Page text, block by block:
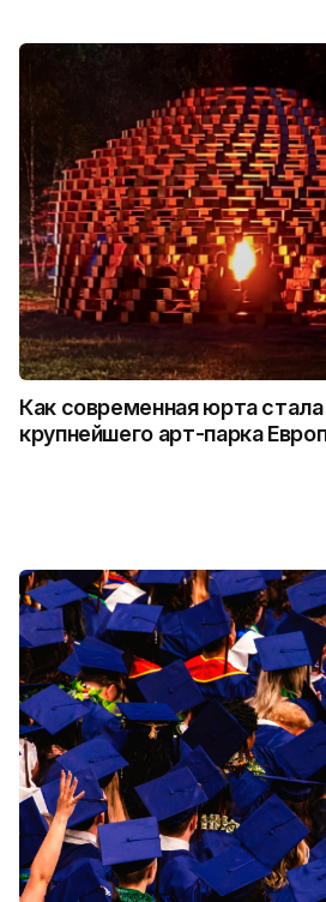
Как современная юрта
крупнейшего арт-парка